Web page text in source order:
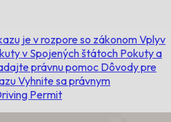
je v rozpore so zákonomVplyv
v Spojených štátoch Pokuty a
právnu pomoc Dôvody pre
Vyhnite sa právnym
Permit